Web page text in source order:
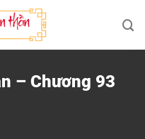
– Chương 93